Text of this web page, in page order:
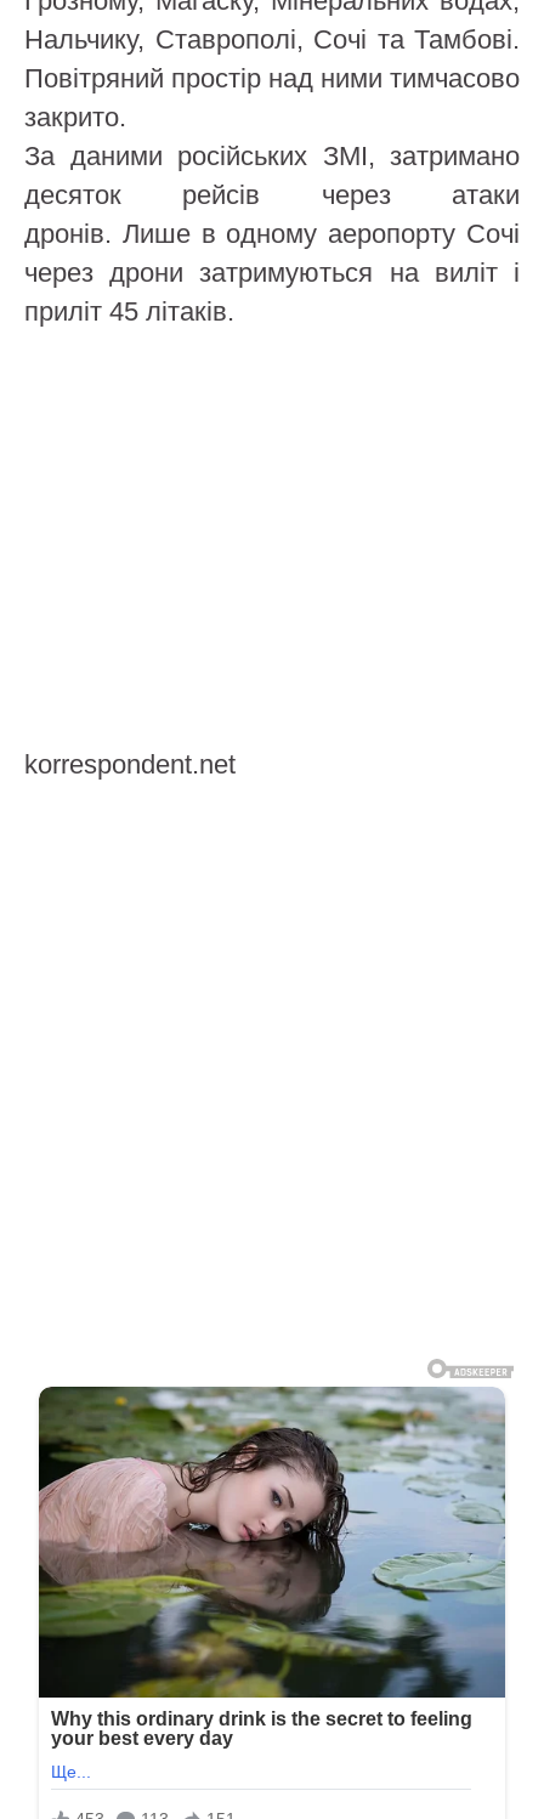
Нальчику, Ставрополі, Сочі та Тамбові.
Повітряний простір над ними тимчасово
закрито.
За даними російських ЗМІ, затримано
десяток рейсів через атаки
дронів. Лише в одному аеропорту Сочі
через дрони затримуються на виліт і
приліт 45 літаків.
korrespondent.net